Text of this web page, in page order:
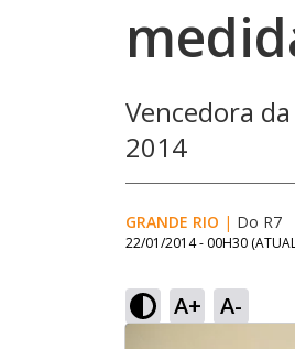
Vencedora
2014
GRANDE RIO | Do R7
22/01/2014 - 00H30
A+ A-